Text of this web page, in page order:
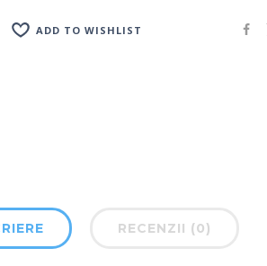
ADD TO WISHLIST
RECENZII (0)